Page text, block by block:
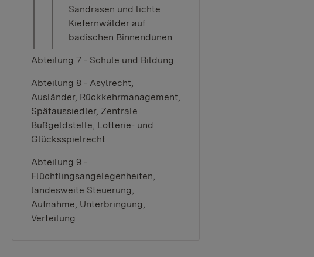
Sandrasen und lichte
Kiefernwälder auf
badischen Binnendünen
Abteilung 7 - Schule und Bildung
Abteilung 8 - Asylrecht,
Ausländer, Rückkehrmanagement,
Spätaussiedler, Zentrale
Bußgeldstelle, Lotterie- und
Glücksspielrecht
Abteilung 9 -
Flüchtlingsangelegenheiten,
landesweite Steuerung,
Aufnahme, Unterbringung,
Verteilung